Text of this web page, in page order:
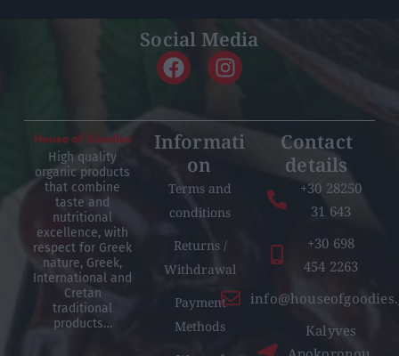
Social Media
High quality
organic products
that combine
taste and
nutritional
excellence, with
respect for Greek
nature, Greek,
International and
Cretan
traditional
products…
Informati
on
Terms and
conditions
Returns /
Withdrawal
Payment
Methods
Contact
details
+30 28250
31 643
+30 698
454 2263
Kalyves